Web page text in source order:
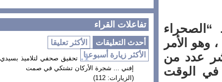
الأمر
عدد من
الوقت
تفاعلات القراء
أحدث التعليقات
الأكثر تعليقا
الأكثر زيارة أسبوعيا
تحقيق صحفي لتلاميذ بسيدي
إفني ... شجرة الأركان تشتكي في صمت
(الزيارات: 112)